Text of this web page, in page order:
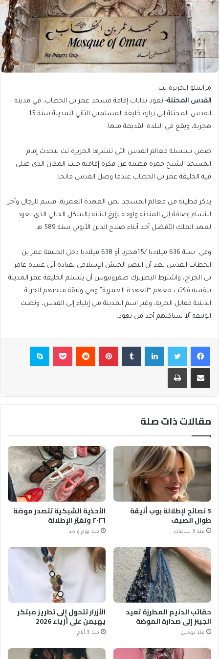
مراسلو الجزيرة نت
القدس المحتلة- تعود بدايات إقامة مسجد عمر بن الخطاب، في مدينة
القدس المحتلة إلى زيارة خليفة المسلمين الثاني للمدينة سنة 15
هجرية، ويقع في البلدة القديمة منها.
ضمن سلسلة معالم القدس التي تنشرها الجزيرة نت يتحدث إمام
المسجد الشيخ حمزة قطينة عن فكرة إقامته حيث المكان الذي صلى
فيه الخليفة عمر بن الخطاب عندما وصل القدس فاتحا.
يذكر قطينة من معالم المسجد نص العهدة العمرية، قسم للرجال وآخر
للنساء إضافة إلى المئذنة ولوحة تؤرخ لبنائه بالشكل الحالي الذي يعود
لعهد الملك الأفضل أحد أبناء صلاح الدين الأيوبي سنة 589 هـ.
وفي سنة 636 ميلاديا /15هجريا أو 638 ميلاديا دخل الخليفة عمر بن
الخطاب القدس بعد أن انتصر الجيش الإسلامي بقيادة أبي عبيدة عامر
بن الجراح، واشترط البطريرك صفرونيوس أن يتسلم الخليفة عمر المدينة
بنفسه فكتب معهم “العهدة العمرية” وهي وثيقة منحتهم الحرية
الدينية مقابل الجزية، وغير اسم المدينة من إيلياء إلى القدس، ونصت
الوثيقة ألا يساكنهم أحد من يهود.
فيسبوكتويتر لينكدإن بينتيريست بوكيت سكايب
مشاركة عبر البريد طباعة
مقالات ذات صلة
5 نصائح لإطلالة بوب أنيقة
طوال الصيف
منذ 3 ساعات
الأحذية الشبكية تتصدر موضة
٢٠٢٦ وتغيّر الإطلالة
منذ يوم واحد
حقائب الدنيم المطرزة تعيد
الجينز إلى صدارة الموضة
منذ يومين
الأزرار تتحول إلى تطريز مبتكر
يهيمن على أزياء 2026
منذ 3 أيام